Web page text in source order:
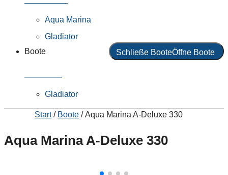
Aqua Marina
Gladiator
Boote
Schließe BooteÖffne Boote
Gladiator
Start/ Boote / Aqua Marina A-Deluxe 330
Aqua Marina A-Deluxe 330